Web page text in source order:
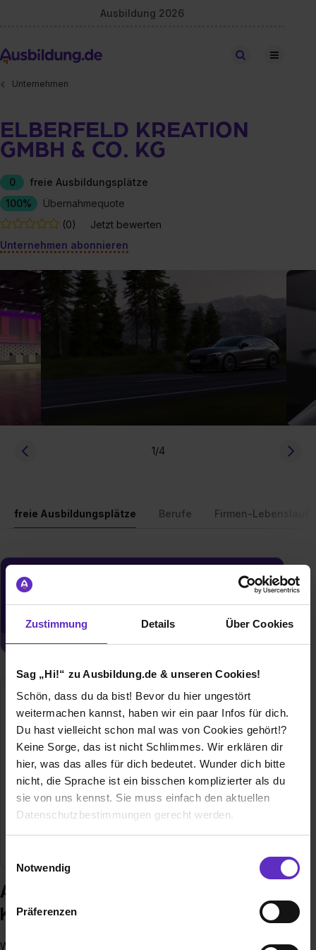
Zustimmung Details Über Cookies
Sag „Hi!“ zu Ausbildung.de & unseren Cookies!
Schön, dass du da bist! Bevor du hier ungestört
weitermachen kannst, haben wir ein paar Infos für dich.
Du hast vielleicht schon mal was von Cookies gehört!?
Keine Sorge, das ist nicht Schlimmes. Wir erklären dir
hier, was das alles für dich bedeutet. Wunder dich bitte
nicht, die Sprache ist ein bisschen komplizierter als du
sie von uns kennst. Sie muss einfach den aktuellen
Datenschutzbestimmungen gerecht werden.
Benutzung der Webseite getroffenen Einstellungen zu
Notwendig
Präferenzen
Ausbildung 2026
Stellen finden
Unternehmen
ELBERFELD KREATION
GMBH & CO. KG
0
freie Ausbildungsplätze
100%
Übernahmequote
(0)
Jetzt bewerten
Unternehmen abonnieren
1/4
freie Ausbildungsplätze Berufe Firmen-Lebenslauf
Du möchtest neue Stellen automatisch
zugeschickt bekommen?
Jetzt aktivieren
ELBERFELD KREATION GMBH & CO. KG
42117 Wuppertal
Ausbildung bei ELBERFELD
KREATION GMBH & CO. KG
Wir sind Elberfeld Kreation – ein unabhängiges